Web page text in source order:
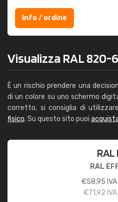
Info / ordine
Visualizza RAL 820-
È un rischio prendere una
di un colore su uno schermo
corretto, si consiglia di
fisico. Su questo sito puoi
RAL
RAL
€58,95
€71,92